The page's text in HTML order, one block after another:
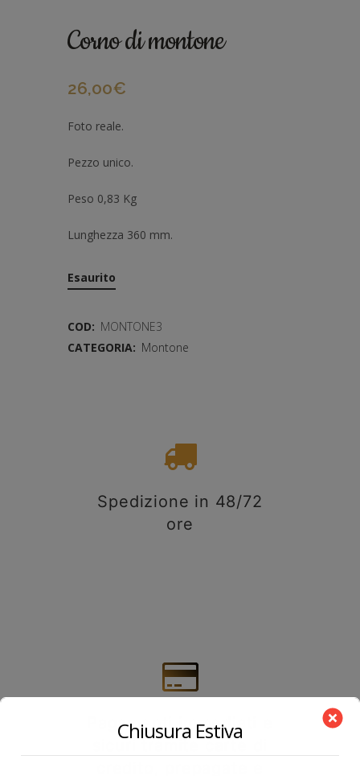
Corno di montone
26,00€
Foto reale.
Pezzo unico.
Peso 0,83 Kg
Lunghezza 360 mm.
Esaurito
COD: MONTONE3
CATEGORIA: Montone
Spedizione in 48/72
ore
Pagamenti immediati e
Chiusura Estiva